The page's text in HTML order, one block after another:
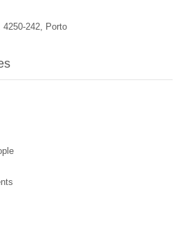
4250-242, Porto